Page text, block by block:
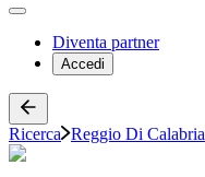
Diventa partner
Accedi
Ricerca Reggio Di Calabria